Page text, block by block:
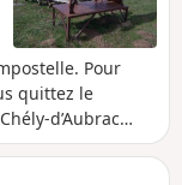
Pour
quittez le
d’Aubrac
à mi-
du Lot.